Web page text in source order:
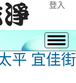
登入
平 宜佳街